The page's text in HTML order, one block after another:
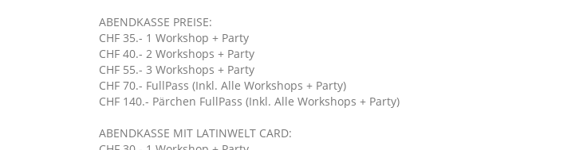
ABENDKASSE PREISE:
CHF 35.- 1 Workshop + Party
CHF 40.- 2 Workshops + Party
CHF 55.- 3 Workshops + Party
CHF 70.- FullPass (Inkl. Alle Workshops + Party)
CHF 140.- Pärchen FullPass (Inkl. Alle Workshops + Party)
ABENDKASSE MIT LATINWELT CARD: